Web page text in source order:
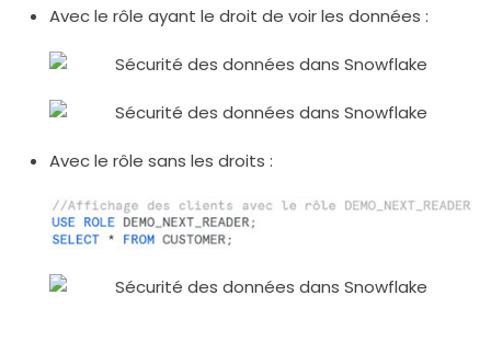
Avec le rôle ayant le droit de voir les données :
Avec le rôle sans les droits :